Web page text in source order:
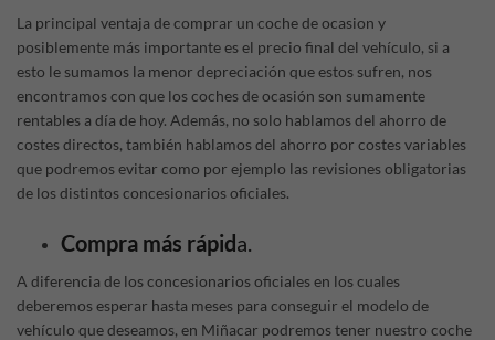
La principal ventaja de comprar un coche de ocasion y
posiblemente más importante es el precio final del vehículo, si a
esto le sumamos la menor depreciación que estos sufren, nos
encontramos con que los coches de ocasión son sumamente
rentables a día de hoy. Además, no solo hablamos del ahorro de
costes directos, también hablamos del ahorro por costes variables
que podremos evitar como por ejemplo las revisiones obligatorias
de los distintos concesionarios oficiales.
Compra más rápida.
A diferencia de los concesionarios oficiales en los cuales
deberemos esperar hasta meses para conseguir el modelo de
vehículo que deseamos, en Miñacar podremos tener nuestro coche